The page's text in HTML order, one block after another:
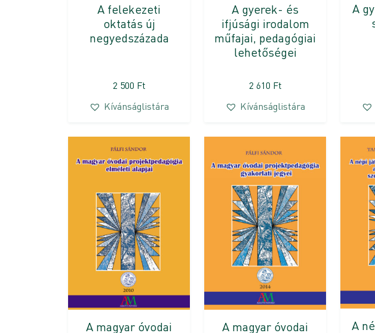
A felekezeti
oktatás új
negyedszázada
2 500 Ft
Kívánságlistára
A gyerek- és
ifjúsági irodalom
műfajai, pedagógiai
lehetőségei
2 610 Ft
Kívánságlistára
A
A magyar óvodai
A magyar óvodai
A